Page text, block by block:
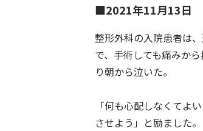
■2021年11月13日
整形外科の入院患者は
で、手術しても痛みか
り朝から泣いた。
「何も心配しなくてよ
させよう」と励ました。